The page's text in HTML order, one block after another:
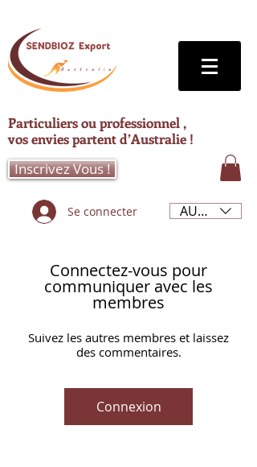
Particuliers ou professionnel ,
vos envies partent d’Australie !
Inscrivez Vous !
Se connecter AUD (AU$)
Connectez-vous pour
communiquer avec les
membres
Suivez les autres membres et laissez
des commentaires.
Connexion